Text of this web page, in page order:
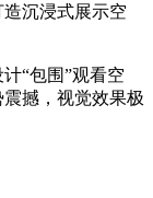
沉浸式展示空
“包围”观看空
撼，视觉效果极